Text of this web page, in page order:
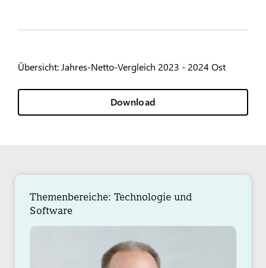
Übersicht: Jahres-Netto-Vergleich 2023 - 2024 Ost
Download
Themenbereiche: Technologie und
Software